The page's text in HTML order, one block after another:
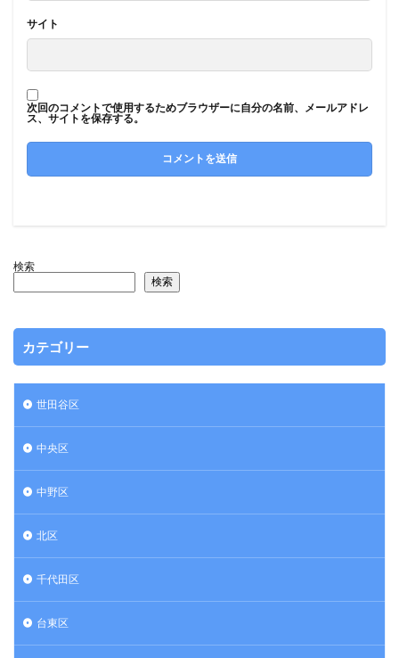
サイト
次回のコメントで使用するためブラウザーに自分の名前、メールアドレ
ス、サイトを保存する。
検索
検索
カテゴリー
世田谷区
中央区
中野区
北区
千代田区
台東区